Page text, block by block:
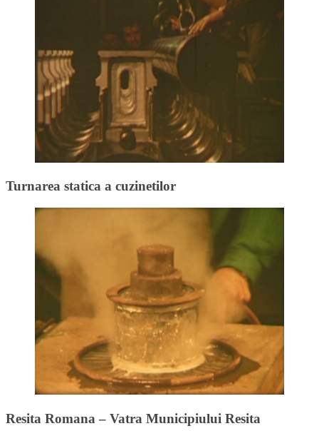
Turnarea statica a cuzinetilor
Resita Romana – Vatra Municipiului Resita